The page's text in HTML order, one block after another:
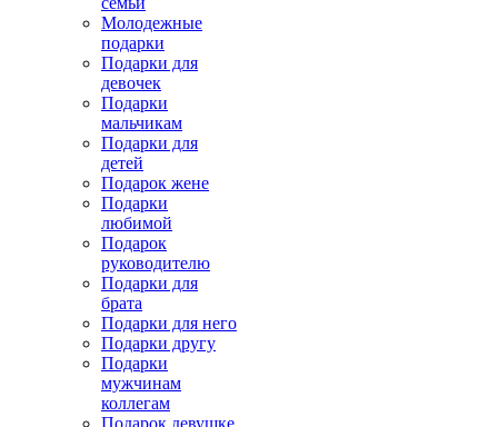
Молодежные
подарки
Подарки для
девочек
Подарки
мальчикам
Подарки для
детей
Подарок жене
Подарки
любимой
Подарок
руководителю
Подарки для
брата
Подарки для него
Подарки другу
Подарки
мужчинам
коллегам
Подарок девушке